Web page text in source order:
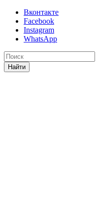
Вконтакте
Facebook
Instagram
WhatsApp
Найти